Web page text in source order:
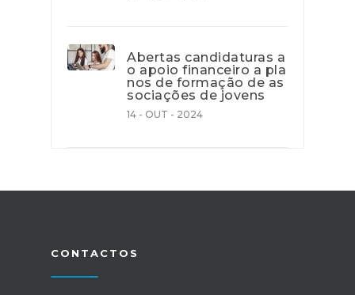
Abertas candidaturas a
o apoio financeiro a pla
nos de formação de as
sociações de jovens
14 - OUT - 2024
CONTACTOS